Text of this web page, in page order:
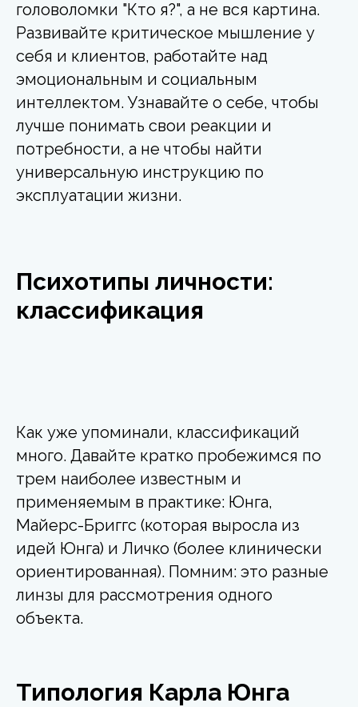
головоломки "Кто я?", а не вся картина.
Развивайте критическое мышление у
себя и клиентов, работайте над
эмоциональным и социальным
интеллектом. Узнавайте о себе, чтобы
лучше понимать свои реакции и
потребности, а не чтобы найти
универсальную инструкцию по
эксплуатации жизни.
Психотипы личности:
классификация
Как уже упоминали, классификаций
много. Давайте кратко пробежимся по
трем наиболее известным и
применяемым в практике: Юнга,
Майерс-Бриггс (которая выросла из
идей Юнга) и Личко (более клинически
ориентированная). Помним: это разные
линзы для рассмотрения одного
объекта.
Типология Карла Юнга